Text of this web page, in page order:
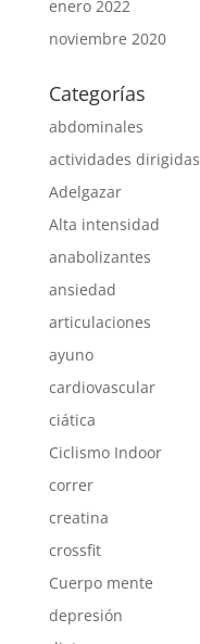
enero 2022
noviembre 2020
Categorías
abdominales
actividades dirigidas
Adelgazar
Alta intensidad
anabolizantes
ansiedad
articulaciones
ayuno
cardiovascular
ciática
Ciclismo Indoor
correr
creatina
crossfit
Cuerpo mente
depresión